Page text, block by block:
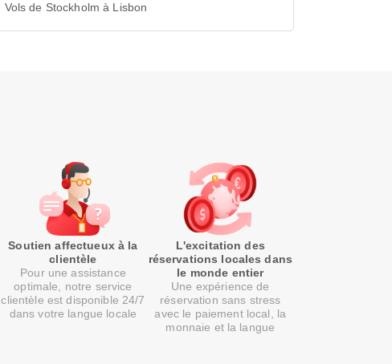
Vols de Stockholm à Lisbon
Soutien affectueux à la
clientèle
Pour une assistance
optimale, notre service
clientèle est disponible 24/7
dans votre langue locale
L'excitation des
réservations locales dans
le monde entier
Une expérience de
réservation sans stress
avec le paiement local, la
monnaie et la langue